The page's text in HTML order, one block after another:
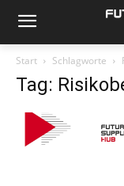
Start Schlagworte
Tag: